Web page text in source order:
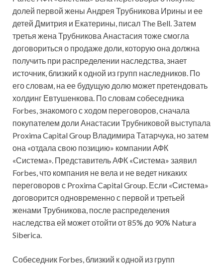
долей первой жены Андрея Трубникова Ирины и ее
детей Дмитрия и Екатерины, писал The Bell. Затем
третья жена Трубникова Анастасия тоже смогла
договориться о продаже доли, которую она должна
получить при распределении наследства, знает
источник, близкий к одной из групп наследников. По
его словам, на ее будущую долю может претендовать
холдинг Евтушенкова. По словам собеседника
Forbes, знакомого с ходом переговоров, сначала
покупателем доли Анастасии Трубниковой выступала
Proxima Capital Group Владимира Татарчука, но затем
она «отдала свою позицию» компании АФК
«Система». Представитель АФК «Система» заявил
Forbes, что компания не вела и не ведет никаких
переговоров с Proxima Capital Group. Если «Система»
договорится одновременно с первой и третьей
женами Трубникова, после распределения
наследства ей может отойти от 85% до 90% Natura
Siberica.
Собеседник Forbes, близкий к одной из групп